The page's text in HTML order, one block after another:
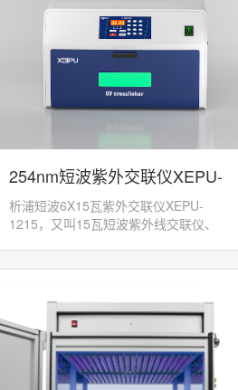
254nm短波紫外交联仪XEPU-
1215
析浦短波6X15瓦紫外交联仪XEPU-
1215，又叫15瓦短波紫外线交联仪、